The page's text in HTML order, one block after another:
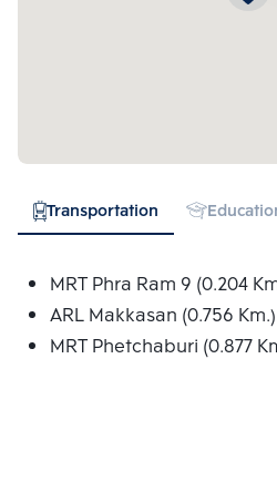
Transportation
MRT Phra Ram 9 (0.204
ARL Makkasan (0.756 Km.)
MRT Phetchaburi (0.877